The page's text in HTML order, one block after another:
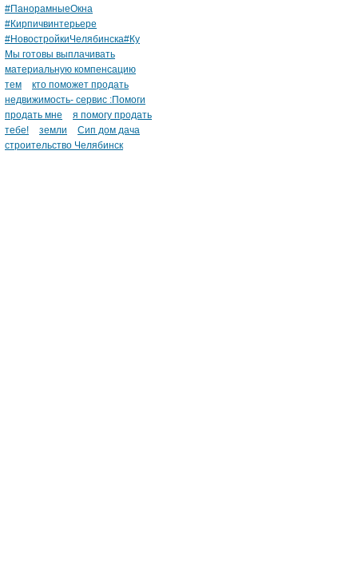
#ПанорамныеОкна
#Кирпичвинтерьере
#НовостройкиЧелябинска#Ку
Мы готовы выплачивать
материальную компенсацию
тем
кто поможет продать
недвижимость- сервис :Помоги
продать мне
я помогу продать
тебе!
земли
Сип дом дача
строительство Челябинск